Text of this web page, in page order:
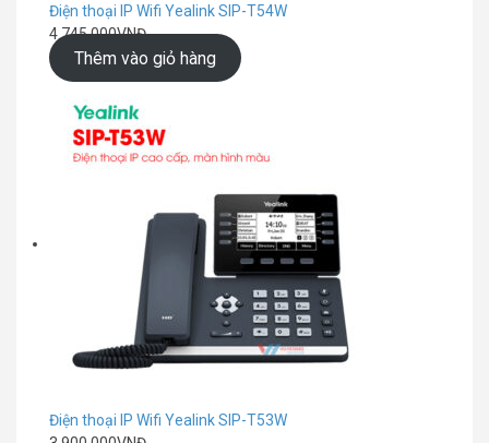
Điện thoại IP Wifi Yealink SIP-T54W
4.745.000VNĐ
Thêm vào giỏ hàng
Điện thoại IP Wifi Yealink SIP-T53W